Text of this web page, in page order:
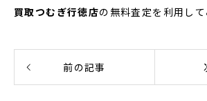
買取つむぎ行徳店の無料査定を利用して
前の記事